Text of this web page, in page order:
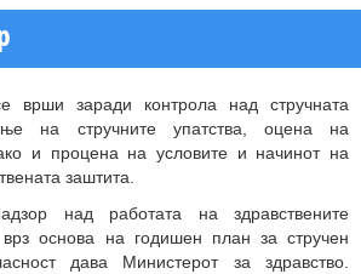
врши заради контрола над стручната
на стручните упатства, оцена на
и процена на условите и начинот на
заштита.
над работата на здравствените
основа на годишен план за стручен
дава Министерот за здравство.